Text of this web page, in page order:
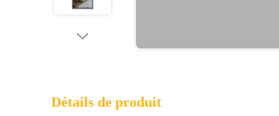
Détails de produit